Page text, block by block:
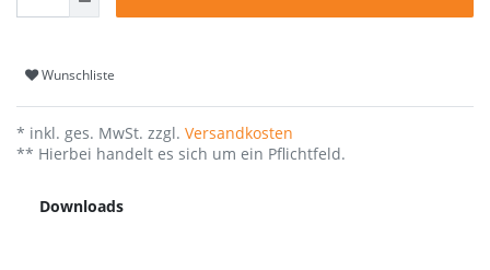
Wunschliste
* inkl. ges. MwSt. zzgl. Versandkosten
** Hierbei handelt es sich um ein Pflichtfeld.
Downloads